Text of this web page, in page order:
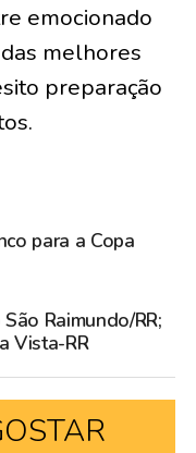
emocionado
melhores
preparação
para a Copa
Raimundo/RR;
Vista-RR